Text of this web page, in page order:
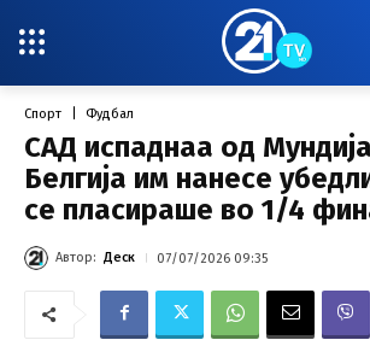
Спорт Фудбал
САД испаднаа од
Белгија им нанесе
се пласираше во 1/4
Автор: Деск 07/07/2026 09:35